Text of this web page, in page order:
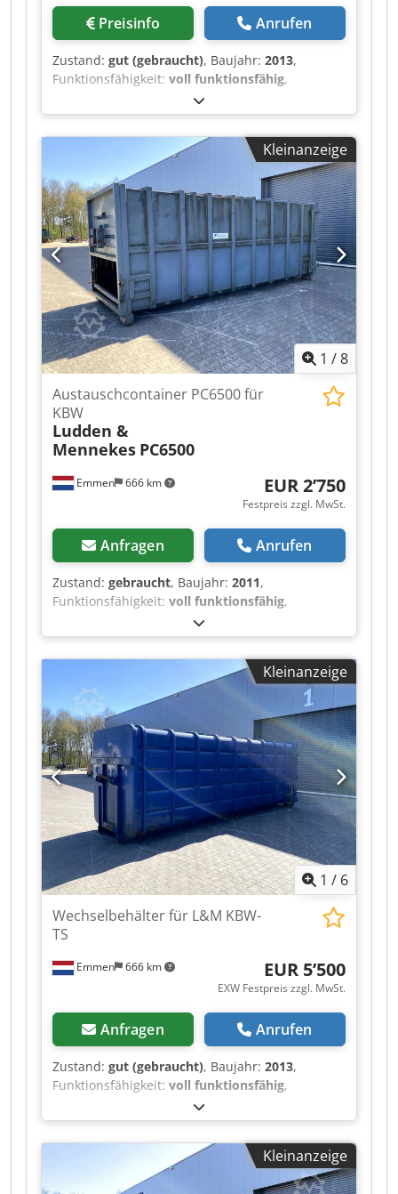
Preisinfo Anrufen
Zustand: gut (gebraucht), Baujahr: 2013,
Funktionsfähigkeit: voll funktionsfähig,
, Leistung:
H900 Stationäre Presse + Container Dksdpfx
Aewcd Nnolasr Der H900 verfügt über einen
erhöhten Pressblock (900 mm) und ist speziell
für extrem große Kartonstücke/-mengen
konzipiert. Angetrieben wird die Maschine von
einem 7,5 kW starken Elektromotor. Ursprünglich
im Jahr 2008 gebaut und 2013 von Wortmann
Milieutechniek überholt. Diese Maschine wurde
von Wortmann Milieutechniek gewartet, die
gesamte Wartungshistorie ist verfügbar. Sofort
einsatzbereit!
Kleinanzeige
1 /8
Emmen 666 km
Austauschcontainer PC6500 für
KBW
Ludden &
Mennekes PC6500
EUR 2’750
Festpreis zzgl. MwSt.
Anfragen Anrufen
Zustand: gebraucht, Baujahr: 2011,
Funktionsfähigkeit: voll funktionsfähig,
Abnehmbarer Behälter von Ludden & Mennekes
Speziell für Papier/Karton Kompatibel mit der
stationären KBW-Presse von Ludden &
Mennekes. Dedpfswcdtgex Alaekr Dieser
Behälter verfügt über die Öffnung an der
Behälteraufnahme (Vorderseite). Das
Papier/Karton wird von vorne in den Behälter
gedrückt. Da der Behälter in Richtung der
Entleerungstür konisch aufgebaut ist, lässt sich
das Material sehr leicht entleeren. Im Gegensatz
zu „Standard“-Tauschcontainern ist das
Entladen wesentlich einfacher.
Kleinanzeige
1 / 6
Emmen 666 km
Wechselbehälter für L&M KBW-
TS
EUR 5’500
EXW Festpreis zzgl. MwSt.
Anfragen Anrufen
Zustand: gut (gebraucht), Baujahr: 2013,
Funktionsfähigkeit: voll funktionsfähig,
Maschinen-/Fahrzeugnummer:
Wechselbehälter Djdswcdr Nspfx Alaskr Ladetür
/ Schließschieber umgebaut für eine L&M KBW-
Kleinanzeige